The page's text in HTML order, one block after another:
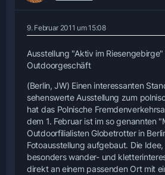
9. Februar 2011 um 15:08
Ausstellung "Aktiv im Riesengebirge"
Outdoorgeschäft
(Berlin, JW) Einen interessanten
sehenswerte Ausstellung zum
hat das Polnische
dem 1. Februar ist im so genannten
Outdoorfilialisten Globetrotter in
Fotoausstellung aufgebaut. Die
besonders wander- und
direkt an einem passenden Ort mit